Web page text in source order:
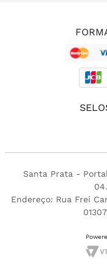
Santa Prata -
Endereço: Rua Frei